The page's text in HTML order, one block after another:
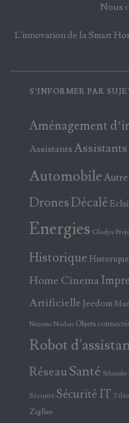
Nous
L'innovation de la Smart
S’INFORMER PAR
Aménagement
Assistants
AutomobileAutre
DronesDécalé
Energies Gladys
Historique Historique
Home Cinema
Artificielle Jeedom
Netatmo Nodon Objets
Robot
RéseauSanté
Sécurité Sécurité IT
ZigBee